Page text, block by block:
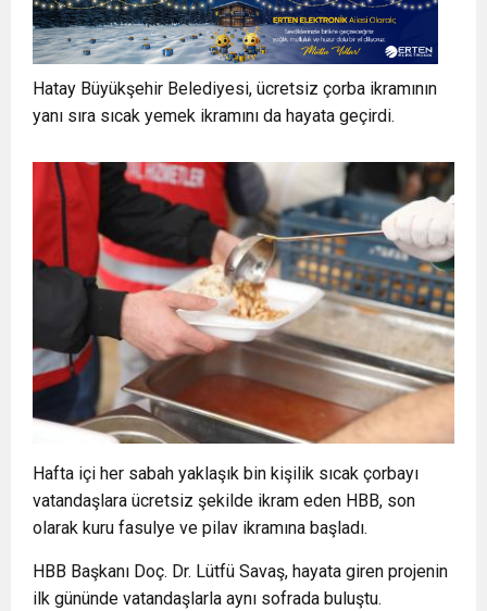
Hatay Büyükşehir Belediyesi, ücretsiz çorba ikramının
yanı sıra sıcak yemek ikramını da hayata geçirdi.
Hafta içi her sabah yaklaşık bin kişilik sıcak çorbayı
vatandaşlara ücretsiz şekilde ikram eden HBB, son
olarak kuru fasulye ve pilav ikramına başladı.
HBB Başkanı Doç. Dr. Lütfü Savaş, hayata giren projenin
ilk gününde vatandaşlarla aynı sofrada buluştu.